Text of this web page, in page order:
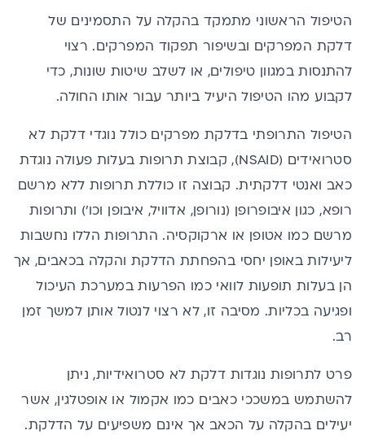
הטיפול הראשוני מתמקד בהקלה על התסמינים של
דלקת המפרקים ובשיפור תפקוד המפרקים. רצוי
להתנסות במגוון טיפולים, או לשלב שיטות שונות, כדי
לקבוע מהו הטיפול היעיל ביותר עבור אותו החולה.
הטיפול התרופתי בדלקת מפרקים כולל נוגדי דלקת לא
סטרואידים (NSAID), קבוצת תרופות בעלות פעולה נוגדת
כאב ואנטי דלקתית. קבוצה זו כוללת תרופות ללא מרשם
רופא, כגון איבופרופן (נורופן, אדוויל, איבופן וכו') ותרופות
מרשם כמו אטופן או ארקוקסיה. התרופות הללו נחשבות
ליעילות באופן יחסי בהפחתת הדלקת והקלה בכאבים, אך
הן בעלות תופעות לוואי כמו הפרעות במערכת העיכול
ופגיעה בכליות. מסיבה זו, לא רצוי לנטול אותן למשך זמן
רב.
פרט לתרופות נוגדות דלקת לא סטרואידיות, ניתן
להשתמש במשככי כאבים כמו אקמול או אופטלגין, אשר
יעילים בהקלה על הכאב אך אינם משפיעים על הדלקת.